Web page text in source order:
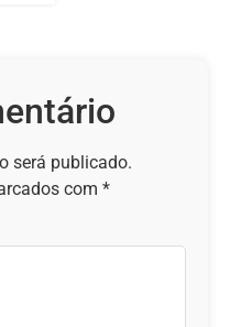
será publicado.
com *